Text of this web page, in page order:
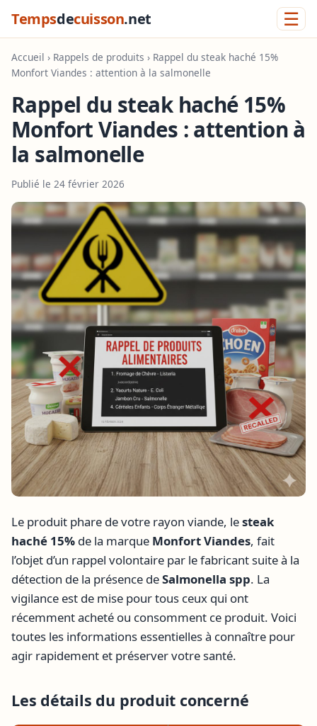
Tempsdecuisson.net ☰
Accueil › Rappels de produits › Rappel du steak haché 15%
Monfort Viandes : attention à la salmonelle
Rappel du steak haché 15%
Monfort Viandes : attention à
la salmonelle
Publié le 24 février 2026
Le produit phare de votre rayon viande, lesteak
haché 15% de la marque Monfort Viandes, fait
l’objet d’un rappel volontaire par le fabricant suite à la
détection de la présence deSalmonella spp. La
vigilance est de mise pour tous ceux qui ont
récemment acheté ou consomment ce produit. Voici
toutes les informations essentielles à connaître pour
agir rapidement et préserver votre santé.
Les détails du produit concerné